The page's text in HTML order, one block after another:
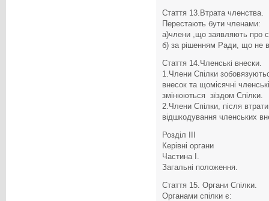
Стаття 13.Втрата членства.
Перестають бути членами:
а)члени ,що заявляють про
б) за рішенням Ради, що не
Стаття 14.Членські внески.
1.Члени Спілки
внесок та щомісячні
змінюються зїздом Спілки.
2.Члени Спілки, після
відшкодування членських
Розділ ІІІ
Керівні органи
Частина І.
Загальні положення.
Стаття 15. Органи Спілки.
Органами спілки є: